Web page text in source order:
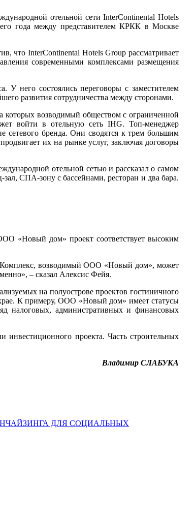
отельной сети InterContinental Hotels
года между представителем КРКК в Москве
что InterContinental Hotels Group рассматривает
современными комплексами размещения
У него состоялись переговоры с заместителем
развития сотрудничества между сторонами.
возводимый обществом с ограниченной
войти в отельную сеть IHG. Топ-менеджер
сетевого бренда. Они сводятся к трем большим
их на рынке услуг, заключая договоры
отельной сетью и рассказал о самом
СПА-зону с бассейнами, ресторан и два бара.
«Новый дом» проект соответствует высоким
Комплекс, возводимый ООО «Новый дом», может
– сказал Алексис Фейя.
на полуострове проектов гостиничного
крае. К примеру, ООО «Новый дом» имеет статусы
налоговых, административных и финансовых
проекта. Часть строительных
Владимир СЛАБУКА
ДЛЯ СОЦИАЛЬНЫХ